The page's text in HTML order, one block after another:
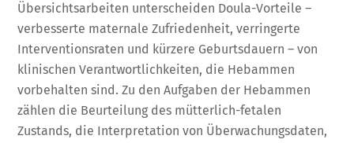
Übersichtsarbeiten unterscheiden Doula-Vorteile –
verbesserte maternale Zufriedenheit, verringerte
Interventionsraten und kürzere Geburtsdauern – von
klinischen Verantwortlichkeiten, die Hebammen
vorbehalten sind. Zu den Aufgaben der Hebammen
zählen die Beurteilung des mütterlich-fetalen
Zustands, die Interpretation von Überwachungsdaten,